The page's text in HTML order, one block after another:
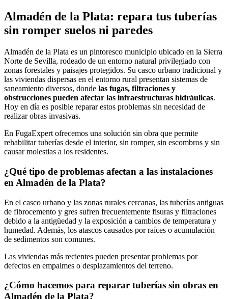
Almadén de la Plata: repara tus tuberías
sin romper suelos ni paredes
Almadén de la Plata es un pintoresco municipio ubicado en la Sierra
Norte de Sevilla, rodeado de un entorno natural privilegiado con
zonas forestales y paisajes protegidos. Su casco urbano tradicional y
las viviendas dispersas en el entorno rural presentan sistemas de
saneamiento diversos, donde las fugas, filtraciones y
obstrucciones pueden afectar las infraestructuras hidráulicas.
Hoy en día es posible reparar estos problemas sin necesidad de
realizar obras invasivas.
En FugaExpert ofrecemos una solución sin obra que permite
rehabilitar tuberías desde el interior, sin romper, sin escombros y sin
causar molestias a los residentes.
¿Qué tipo de problemas afectan a las instalaciones
en Almadén de la Plata?
En el casco urbano y las zonas rurales cercanas, las tuberías antiguas
de fibrocemento y gres sufren frecuentemente fisuras y filtraciones
debido a la antigüedad y la exposición a cambios de temperatura y
humedad. Además, los atascos causados por raíces o acumulación
de sedimentos son comunes.
Las viviendas más recientes pueden presentar problemas por
defectos en empalmes o desplazamientos del terreno.
¿Cómo hacemos para reparar tuberías sin obras en
Almadén de la Plata?